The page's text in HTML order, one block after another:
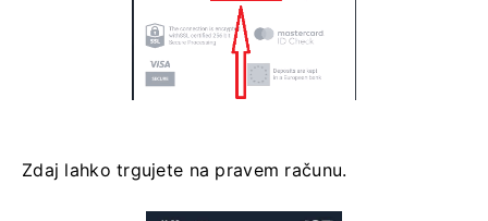
Zdaj lahko trgujete na pravem računu.